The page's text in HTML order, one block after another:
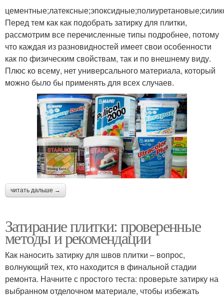
Перед тем как как подобрать затирку для плитки,
рассмотрим все перечисленные типы подробнее, потому
что каждая из разновидностей имеет свои особенности
как по физическим свойствам, так и по внешнему виду.
Плюс ко всему, нет универсального материала, который
можно было бы применять для всех случаев.
читать дальше →
Затирание плитки: проверенные
методы и рекомендации
Как наносить затирку для швов плитки – вопрос,
волнующий тех, кто находится в финальной стадии
ремонта. Начните с простого теста: проверьте затирку на
выбранном отделочном материале, чтобы избежать